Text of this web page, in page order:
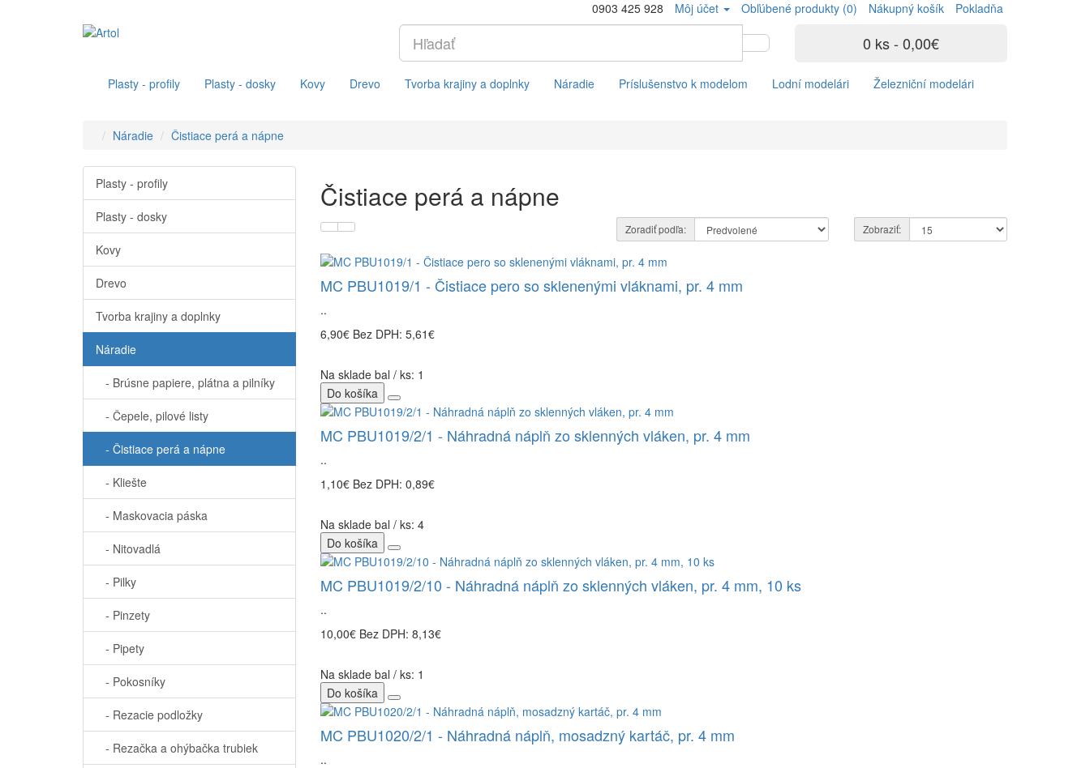
0903 425 928 Môj účet Obľúbené produkty (0) Nákupný košík Pokladňa
0 ks - 0,00€
Plasty - profily Plasty - dosky Kovy Drevo Tvorba krajiny a doplnky Náradie Príslušenstvo k modelom Lodní modelári Železniční modelári
Náradie Čistiace perá a nápne
Plasty - profily
Plasty - dosky
Kovy
Drevo
Tvorba krajiny a doplnky
Náradie
- Brúsne papiere, plátna a pilníky
- Čepele, pilové listy
- Čistiace perá a nápne
- Kliešte
- Maskovacia páska
- Nitovadlá
- Pilky
- Pinzety
- Pipety
- Pokosníky
- Rezacie podložky
- Rezačka a ohýbačka trubiek
Čistiace perá a nápne
Zoradiť podľa: Zobraziť:
MC PBU1019/1 - Čistiace pero so sklenenými vláknami, pr. 4 mm
..
6,90€ Bez DPH: 5,61€
Na sklade bal / ks: 1
Do košíka
MC PBU1019/2/1 - Náhradná náplň zo sklenných vláken, pr. 4 mm
..
1,10€ Bez DPH: 0,89€
Na sklade bal / ks: 4
Do košíka
MC PBU1019/2/10 - Náhradná náplň zo sklenných vláken, pr. 4 mm, 10 ks
..
10,00€ Bez DPH: 8,13€
Na sklade bal / ks: 1
Do košíka
MC PBU1020/2/1 - Náhradná náplň, mosadzný kartáč, pr. 4 mm
..